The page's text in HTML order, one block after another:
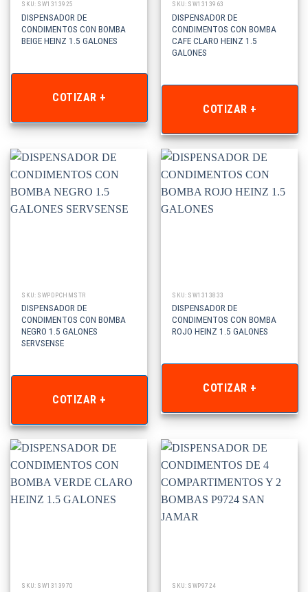
SKU: SW1313925
DISPENSADOR DE
CONDIMENTOS CON BOMBA
BEIGE HEINZ 1.5 GALONES
COTIZAR +
SKU: SW1313963
DISPENSADOR DE
CONDIMENTOS CON BOMBA
CAFE CLARO HEINZ 1.5
GALONES
COTIZAR +
SKU: SWPDPCHMSTR
DISPENSADOR DE
CONDIMENTOS CON BOMBA
NEGRO 1.5 GALONES
SERVSENSE
COTIZAR +
SKU: SW1313833
DISPENSADOR DE
CONDIMENTOS CON BOMBA
ROJO HEINZ 1.5 GALONES
COTIZAR +
SKU: SW1313970 SKU: SWP9724